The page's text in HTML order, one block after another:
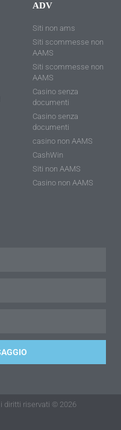
ADV
Siti non ams
Siti scommesse non
AAMS
Siti scommesse non
AAMS
Casino senza
documenti
Casino senza
documenti
casino non AAMS
CashWin
Siti non AAMS
Casino non AAMS
i diritti riservati © 2026